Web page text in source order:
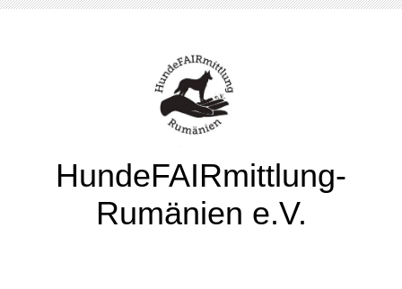
HundeFAIRmittlung-
Rumänien e.V.